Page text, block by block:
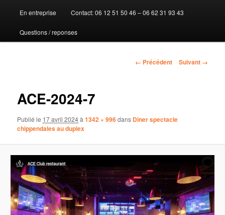
au
contenu
En entreprise Contact: 06 12 51 50 46 – 06 62 31 93 43
Questions / reponses
Navigation
← Précédent Suivant →
ACE-2024-7
Publié le 17 avril 2024à1342 × 996dans Diner spectacle
chippendales au duplex